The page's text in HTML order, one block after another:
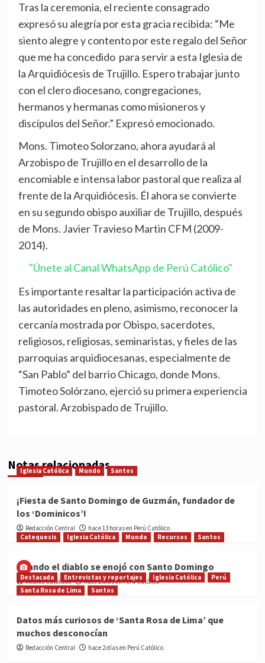
Tras la ceremonia, el reciente consagrado
expresó su alegría por esta gracia recibida: “Me
siento alegre y contento por este regalo del Señor
que me ha concedido para servir a esta Iglesia de
la Arquidiócesis de Trujillo. Espero trabajar junto
con el clero diocesano, congregaciones,
hermanos y hermanas como misioneros y
discípulos del Señor.” Expresó emocionado.
Mons. Timoteo Solorzano, ahora ayudará al
Arzobispo de Trujillo en el desarrollo de la
encomiable e intensa labor pastoral que realiza al
frente de la Arquidiócesis. Él ahora se convierte
en su segundo obispo auxiliar de Trujillo, después
de Mons. Javier Travieso Martin CFM (2009-
2014).
"Únete al Canal WhatsApp de Perú Católico"
Es importante resaltar la participación activa de
las autoridades en pleno, asimismo, reconocer la
cercanía mostrada por Obispo, sacerdotes,
religiosos, religiosas, seminaristas, y fieles de las
parroquias arquidiocesanas, especialmente de
“San Pablo” del barrio Chicago, donde Mons.
Timoteo Solórzano, ejerció su primera experiencia
pastoral. Arzobispado de Trujillo.
Notas relacionadas
Iglesia Católica Mundo Santos
¡Fiesta de Santo Domingo de Guzmán, fundador de
los ‘Dominicos’!
Redacción Central
hace 13 horas en Perú Católico
Catequesis
Iglesia Católica Mundo Recursos Santos
Cuando el diablo se enojó con Santo Domingo
Medios Católicos hace 2 días en Perú Católico
Destacada Entrevistas y reportajes Iglesia Católica
Perú
Santa Rosa de Lima
Santos
Datos más curiosos de ‘Santa Rosa de Lima’ que
muchos desconocían
Redacción Central hace 2 días en Perú Católico